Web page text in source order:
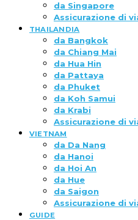
da Singapore
Assicurazione di
THAILANDIA
da Bangkok
da Chiang Mai
da Hua Hin
da Pattaya
da Phuket
da Koh Samui
da Krabi
Assicurazione di
VIETNAM
da Da Nang
da Hanoi
da Hoi An
da Hue
da Saigon
Assicurazione di
GUIDE